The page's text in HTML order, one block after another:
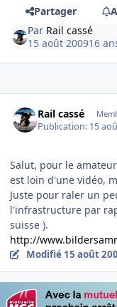
Partager
Par Rail cassé
15 août 200916
Rail cassé
Publication: 15
Salut, pour le
est loin d'une vidéo,
Juste pour raler un
l'infrastructure par
suisse ).
http://
Modifié 15 août